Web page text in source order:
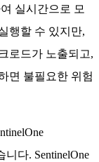
실시간으로 모
행할 수 있지만,
로드가 노출되고,
면 불필요한 위험
다. SentinelOne